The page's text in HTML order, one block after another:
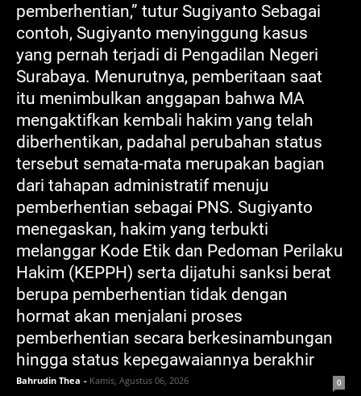
pemberhentian,” tutur Sugiyanto Sebagai
contoh, Sugiyanto menyinggung kasus
yang pernah terjadi di Pengadilan Negeri
Surabaya. Menurutnya, pemberitaan saat
itu menimbulkan anggapan bahwa MA
mengaktifkan kembali hakim yang telah
diberhentikan, padahal perubahan status
tersebut semata-mata merupakan bagian
dari tahapan administratif menuju
pemberhentian sebagai PNS. Sugiyanto
menegaskan, hakim yang terbukti
melanggar Kode Etik dan Pedoman Perilaku
Hakim (KEPPH) serta dijatuhi sanksi berat
berupa pemberhentian tidak dengan
hormat akan menjalani proses
pemberhentian secara berkesinambungan
hingga status kepegawaiannya berakhir
Bahrudin Thea - Kamis, Agustus 06, 2026 0